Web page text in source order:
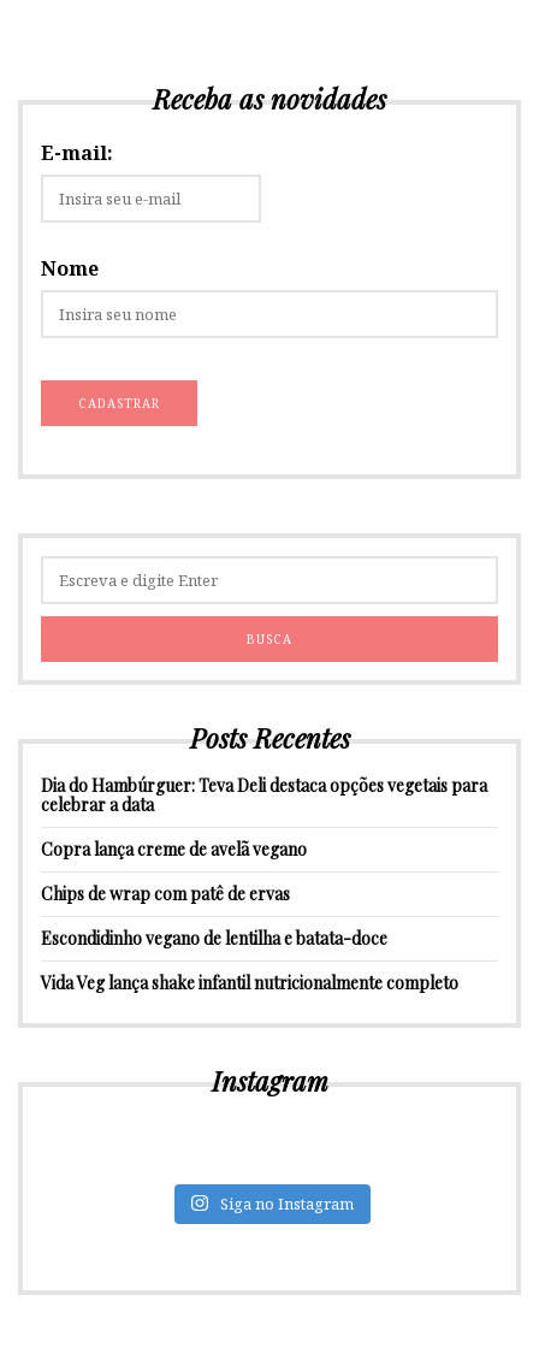
Receba as novidades
E-mail:
Nome
Posts Recentes
Dia do Hambúrguer: Teva Deli destaca opções vegetais para
celebrar a data
Copra lança creme de avelã vegano
Chips de wrap com patê de ervas
Escondidinho vegano de lentilha e batata-doce
Vida Veg lança shake infantil nutricionalmente completo
Instagram
Siga no Instagram